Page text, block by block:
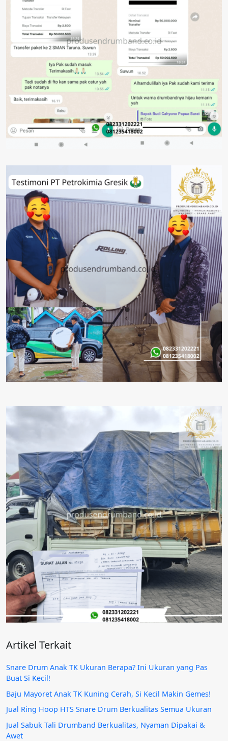
Artikel Terkait
Snare Drum Anak TK Ukuran Berapa? Ini Ukuran yang Pas
Buat Si Kecil!
Baju Mayoret Anak TK Kuning Cerah, Si Kecil Makin Gemes!
Jual Ring Hoop HTS Snare Drum Berkualitas Semua Ukuran
Jual Sabuk Tali Drumband Berkualitas, Nyaman Dipakai &
Awet